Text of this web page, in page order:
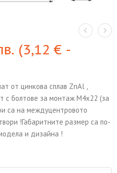
(3,12€ -
от цинкова сплав ZnAl ,
с болтове за монтаж М4х22 (за
са на междуцентровото
!Габаритните размер са по-
и дизайна !